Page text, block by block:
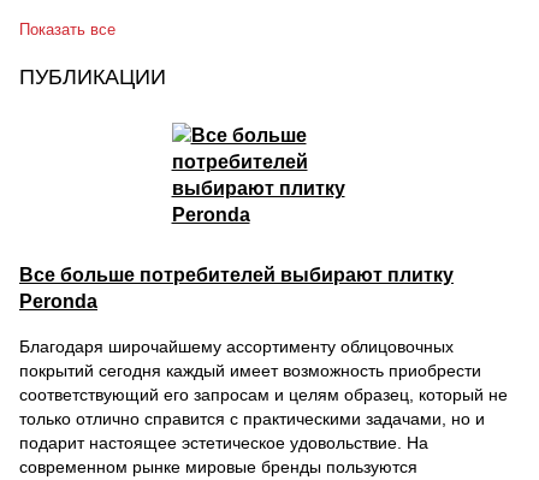
Показать все
ПУБЛИКАЦИИ
Все больше потребителей выбирают плитку
Peronda
Благодаря широчайшему ассортименту облицовочных
покрытий сегодня каждый имеет возможность приобрести
соответствующий его запросам и целям образец, который не
только отлично справится с практическими задачами, но и
подарит настоящее эстетическое удовольствие. На
современном рынке мировые бренды пользуются